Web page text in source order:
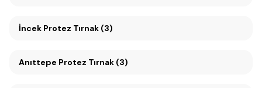
İncek Protez Tırnak (3)
Anıttepe Protez Tırnak (3)